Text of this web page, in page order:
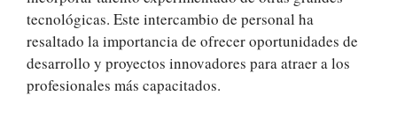
tecnológicas. Este intercambio de personal ha
resaltado la importancia de ofrecer oportunidades de
desarrollo y proyectos innovadores para atraer a los
profesionales más capacitados.